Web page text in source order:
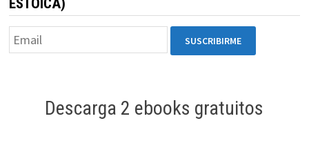
Descarga 2 ebooks gratuitos
de la web.
Marketing
comportamiento